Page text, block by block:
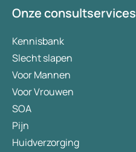
Onze consultservices
Kennisbank
Slecht slapen
Voor Mannen
Voor Vrouwen
SOA
Pijn
Huidverzorging